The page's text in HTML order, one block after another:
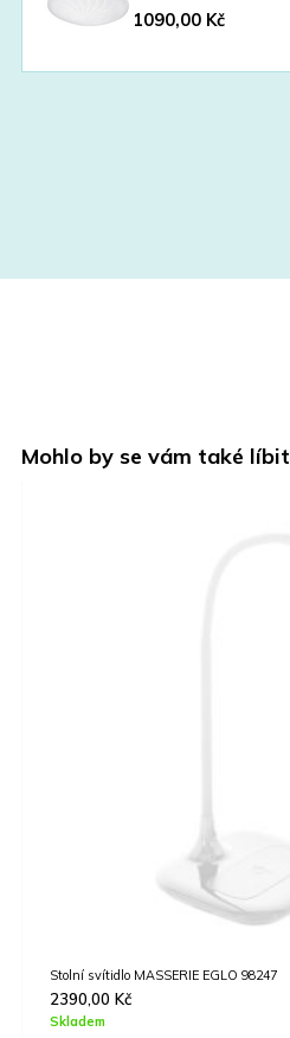
1090,00 Kč
Mohlo by se vám také líbit
Stropní svítidlo FRANIA EGLO 97871
539,00Kč
Skladem